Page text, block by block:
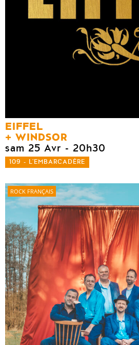
EIFFEL
WINDSOR
sam 25 Avr - 20h30
109 - L'EMBARCADÈRE
ROCK FRANÇAIS